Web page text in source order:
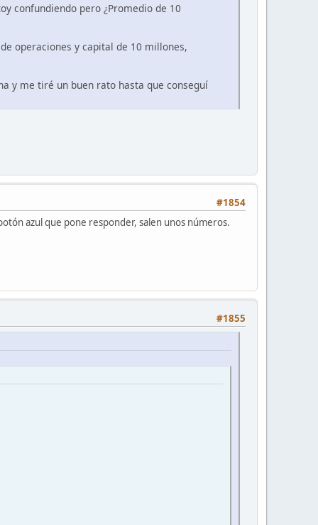
confundiendo pero ¿Promedio de 10
operaciones y capital de 10 millones,
y me tiré un buen rato hasta que conseguí
#1854
azul que pone responder, salen unos números.
#1855